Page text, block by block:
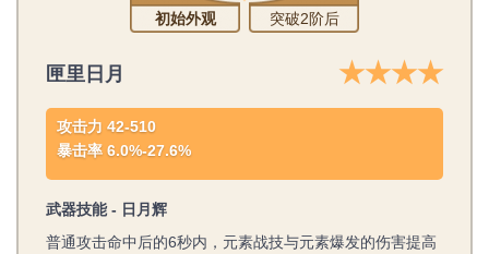
初始外观 突破2阶后
匣里日月 ★★★★
攻击力 42-510
暴击率 6.0%-27.6%
武器技能 - 日月辉
普通攻击命中后的6秒内，元素战技与元素爆发的伤害提高